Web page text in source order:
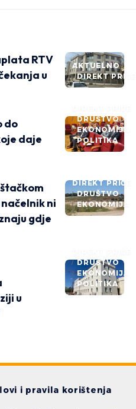
AKTUELNO
DIREKT PRIČE
RTV
u
DRUŠTVO
EKONOMIJA
POLITIKA
do
daje
DIREKT PRIČE
DRUŠTVO
EKONOMIJA
ni
gdje
DRUŠTVO
EKONOMIJA
POLITIKA
u
i pravila korištenja